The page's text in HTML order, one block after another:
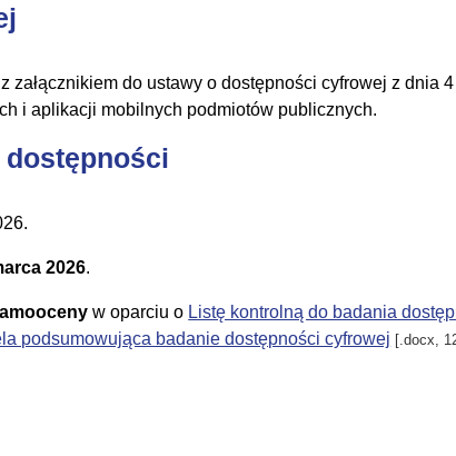
z załącznikiem do ustawy o dostępności cyfrowej z dnia
i aplikacji mobilnych podmiotów publicznych.
.
2026.
w oparciu o Listę kontrolną do badania
podsumowująca badanie dostępności cyfrowej [.docx,